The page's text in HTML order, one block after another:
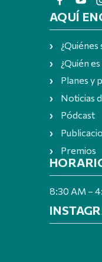
AQUÍ
¿Quiénes
¿Quién
Planes y
Noticias
Pódcast
Premios
8:30 AM –